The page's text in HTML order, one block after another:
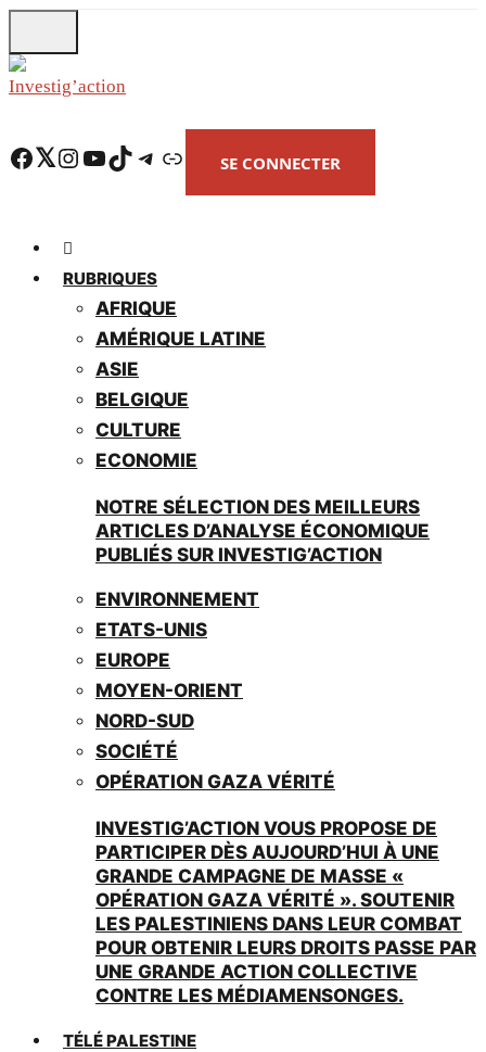
to
main
Facebook Twitter Instagram YouTube TikTok Telegram Lien SE CONNECTER
RUBRIQUES
AFRIQUE
AMÉRIQUE LATINE
ASIE
BELGIQUE
CULTURE
ECONOMIE
NOTRE SÉLECTION DES MEILLEURS
ARTICLES D’ANALYSE ÉCONOMIQUE
PUBLIÉS SUR INVESTIG’ACTION
ENVIRONNEMENT
ETATS-UNIS
EUROPE
MOYEN-ORIENT
NORD-SUD
SOCIÉTÉ
OPÉRATION GAZA VÉRITÉ
INVESTIG’ACTION VOUS PROPOSE DE
PARTICIPER DÈS AUJOURD’HUI À UNE
GRANDE CAMPAGNE DE MASSE «
OPÉRATION GAZA VÉRITÉ ». SOUTENIR
LES PALESTINIENS DANS LEUR COMBAT
POUR OBTENIR LEURS DROITS PASSE PAR
UNE GRANDE ACTION COLLECTIVE
CONTRE LES MÉDIAMENSONGES.
TÉLÉ PALESTINE